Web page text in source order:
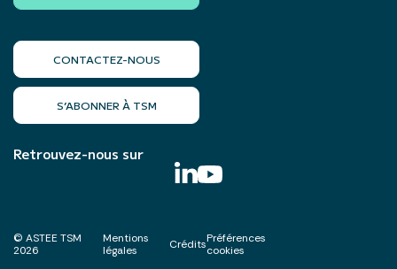
CONTACTEZ-NOUS
S’ABONNER À TSM
Retrouvez-nous sur
© ASTEE TSM
2026
Mentions
légales
CréditsPréférences
cookies